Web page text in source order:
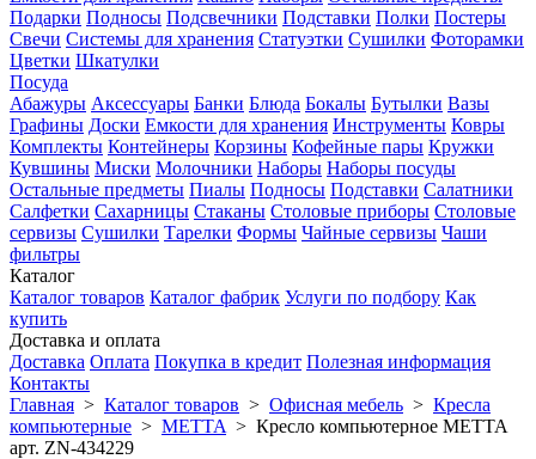
Подарки Подносы Подсвечники Подставки Полки Постеры
Свечи Системы для хранения Статуэтки Сушилки Фоторамки
Цветки Шкатулки
Посуда
Абажуры Аксессуары Банки Блюда Бокалы Бутылки Вазы
Графины Доски Емкости для хранения Инструменты Ковры
Комплекты Контейнеры Корзины Кофейные пары Кружки
Кувшины Миски Молочники Наборы Наборы посуды
Остальные предметы Пиалы Подносы Подставки Салатники
Салфетки Сахарницы Стаканы Столовые приборы Столовые
сервизы Сушилки Тарелки Формы Чайные сервизы Чаши
фильтры
Каталог
Каталог товаров Каталог фабрик Услуги по подбору Как
купить
Доставка и оплата
Доставка Оплата Покупка в кредит Полезная информация
Контакты
Главная > Каталог товаров > Офисная мебель > Кресла
компьютерные > METTA > Кресло компьютерное METTA
арт. ZN-434229